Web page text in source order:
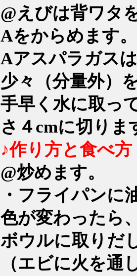
@えびは背ワタ
Aをからめます。
Aアスパラガス
少々（分量外）
手早く水に取っ
さ４cmに切りま
♪作り方と食べ方
@炒めます。
・フライパンに
色が変わったら
ボウルに取りだ
（エビに火を通